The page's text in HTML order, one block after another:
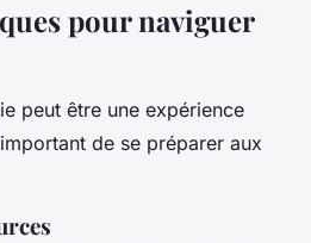
pour naviguer
peut être une expérience
de se préparer aux